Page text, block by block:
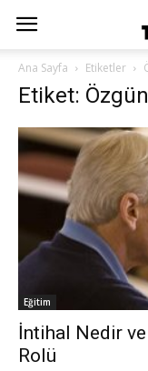
Ana Sayfa Etiketler
Etiket:
Eğitim
İntihal Nedir
Rolü